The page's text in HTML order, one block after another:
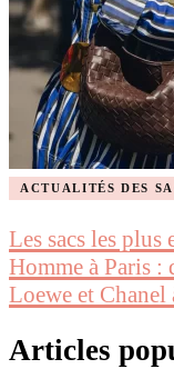
ACTUALITÉS DES
Les sacs les plus
Homme à Paris :
Loewe et Chanel
Articles